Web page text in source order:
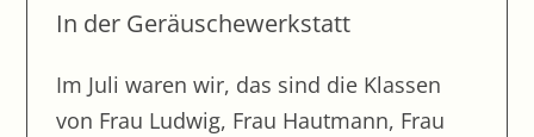
Besuch der Handwerksmesse
Fußballturnier
Projekt „Gesunde Pause“
In der Geräuschewerkstatt
Im Juli waren wir, das sind die Klassen
von Frau Ludwig, Frau Hautmann, Frau